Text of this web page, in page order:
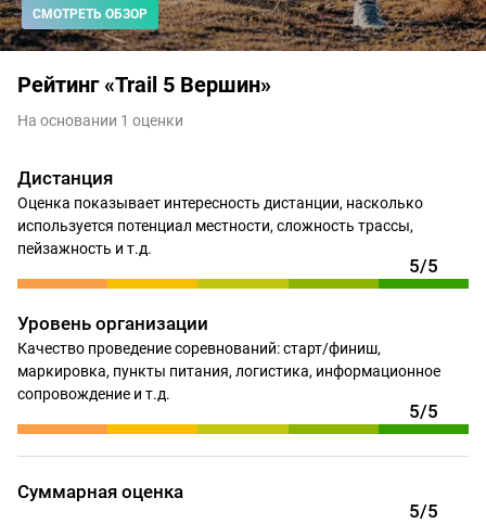
СМОТРЕТЬ ОБЗОР
Рейтинг «Trail 5 Вершин»
На основании 1 оценки
Дистанция
Оценка показывает интересность дистанции, насколько
используется потенциал местности, сложность трассы,
пейзажность и т.д.
5/5
Уровень организации
Качество проведение соревнований: старт/финиш,
маркировка, пункты питания, логистика, информационное
сопровождение и т.д.
5/5
Суммарная оценка
5/5